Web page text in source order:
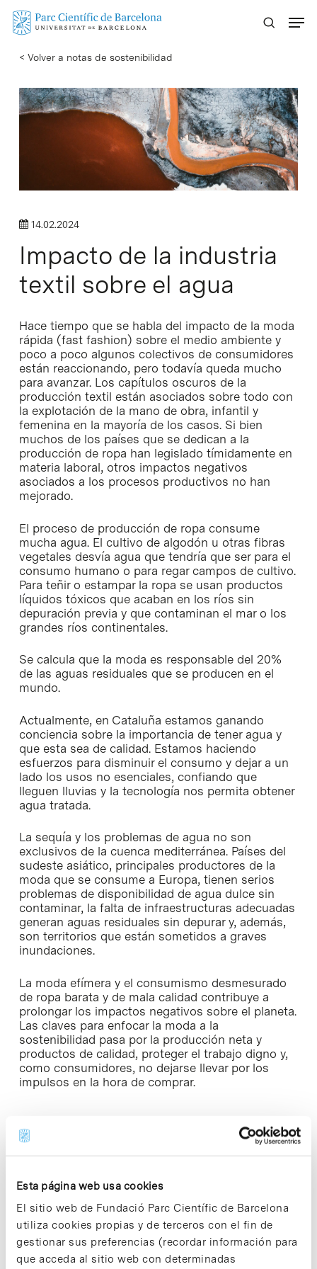
Esta página web usa cookies
El sitio web de Fundació Parc Científic de Barcelona
utiliza cookies propias y de terceros con el fin de
gestionar sus preferencias (recordar información para
que acceda al sitio web con determinadas
Skip
content
< Volver a notas de sostenibilidad
14.02.2024
Impacto de la industria
textil sobre el agua
Hace tiempo que se habla del impacto de la moda
rápida (fast fashion) sobre el medio ambiente y
poco a poco algunos colectivos de consumidores
están reaccionando, pero todavía queda mucho
para avanzar. Los capítulos oscuros de la
producción textil están asociados sobre todo con
la explotación de la mano de obra, infantil y
femenina en la mayoría de los casos. Si bien
muchos de los países que se dedican a la
producción de ropa han legislado tímidamente en
materia laboral, otros impactos negativos
asociados a los procesos productivos no han
mejorado.
El proceso de producción de ropa consume
mucha agua. El cultivo de algodón u otras fibras
vegetales desvía agua que tendría que ser para el
consumo humano o para regar campos de cultivo.
Para teñir o estampar la ropa se usan productos
líquidos tóxicos que acaban en los ríos sin
depuración previa y que contaminan el mar o los
grandes ríos continentales.
Se calcula que la moda es responsable del 20%
de las aguas residuales que se producen en el
mundo.
Actualmente, en Cataluña estamos ganando
conciencia sobre la importancia de tener agua y
que esta sea de calidad. Estamos haciendo
esfuerzos para disminuir el consumo y dejar a un
lado los usos no esenciales, confiando que
lleguen lluvias y la tecnología nos permita obtener
agua tratada.
La sequía y los problemas de agua no son
exclusivos de la cuenca mediterránea. Países del
sudeste asiático, principales productores de la
moda que se consume a Europa, tienen serios
problemas de disponibilidad de agua dulce sin
contaminar, la falta de infraestructuras adecuadas
generan aguas residuales sin depurar y, además,
son territorios que están sometidos a graves
inundaciones.
La moda efímera y el consumismo desmesurado
de ropa barata y de mala calidad contribuye a
prolongar los impactos negativos sobre el planeta.
Las claves para enfocar la moda a la
sostenibilidad pasa por la producción neta y
productos de calidad, proteger el trabajo digno y,
como consumidores, no dejarse llevar por los
impulsos en la hora de comprar.
Categorías ODS